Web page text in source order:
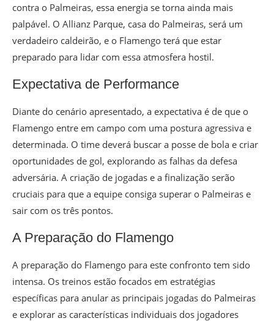
contra o Palmeiras, essa energia se torna ainda mais
palpável. O Allianz Parque, casa do Palmeiras, será um
verdadeiro caldeirão, e o Flamengo terá que estar
preparado para lidar com essa atmosfera hostil.
Expectativa de Performance
Diante do cenário apresentado, a expectativa é de que o
Flamengo entre em campo com uma postura agressiva e
determinada. O time deverá buscar a posse de bola e criar
oportunidades de gol, explorando as falhas da defesa
adversária. A criação de jogadas e a finalização serão
cruciais para que a equipe consiga superar o Palmeiras e
sair com os três pontos.
A Preparação do Flamengo
A preparação do Flamengo para este confronto tem sido
intensa. Os treinos estão focados em estratégias
específicas para anular as principais jogadas do Palmeiras
e explorar as características individuais dos jogadores